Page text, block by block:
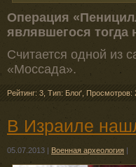
Операция
являвшегося
Считается одной из
«Моссада».
Рейтинг: 3 Тип: Блоґ Просмотров:
В Израиле
05.07.2013 | Военная археология |